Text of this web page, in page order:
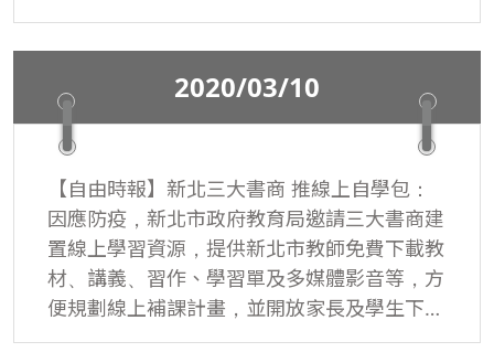
2020/03/10
【自由時報】新北三大書商 推線上自學包：
因應防疫，新北市政府教育局邀請三大書商建
置線上學習資源，提供新北市教師免費下載教
材、講義、習作、學習單及多媒體影音等，方
便規劃線上補課計畫，並開放家長及學生下
載，達到「停課不停學」。